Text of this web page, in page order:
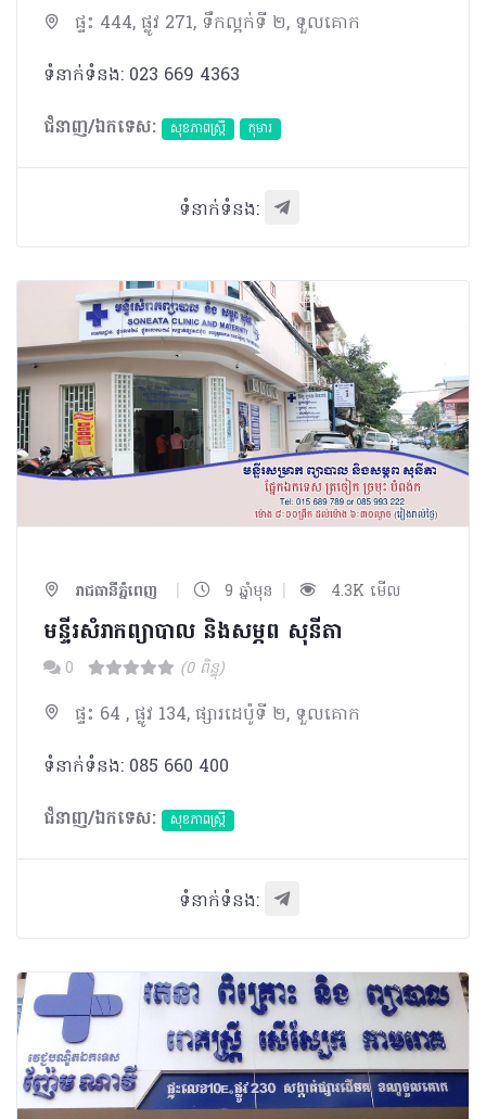
ផ្ទះ 444, ផ្លូវ 271, ទឹកល្អក់ទី ២, ទួលគោក
ទំនាក់ទំនង: 023 669 4363
ជំនាញ/ឯកទេស:
សុខភាពស្រ្តី កុមារ
ទំនាក់ទំនង:
រាជធានីភ្នំពេញ | 9 ឆ្នាំមុន | 4.3K មើល
មន្ទីរសំរាកព្យាបាល និងសម្ភព សុនីតា
0 (0 ពិន្ទុ)
ផ្ទះ 64 , ផ្លូវ 134, ផ្សារដេប៉ូទី ២, ទួលគោក
ទំនាក់ទំនង: 085 660 400
ជំនាញ/ឯកទេស:
សុខភាពស្រ្តី
ទំនាក់ទំនង: